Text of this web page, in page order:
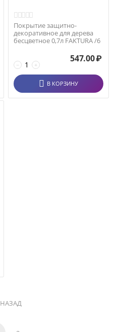
Покрытие защитно-
декоративное для дерева
бесцветное 0,7л FAKTURA /6
+
−
547.00₽
В КОРЗИНУ
НАЗАД